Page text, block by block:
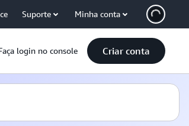
Suporte Minha conta
login no console Criar conta